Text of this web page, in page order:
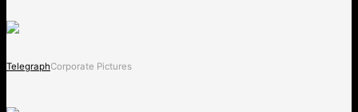
TelegraphCorporate Pictures